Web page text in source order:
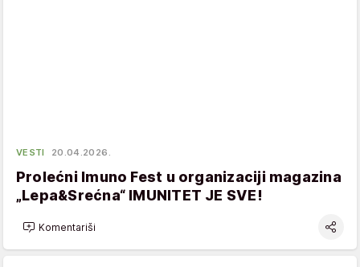
VESTI 20.04.2026.
Prolećni Imuno Fest u organizaciji magazina
„Lepa&Srećna“ IMUNITET JE SVE!
Komentariši